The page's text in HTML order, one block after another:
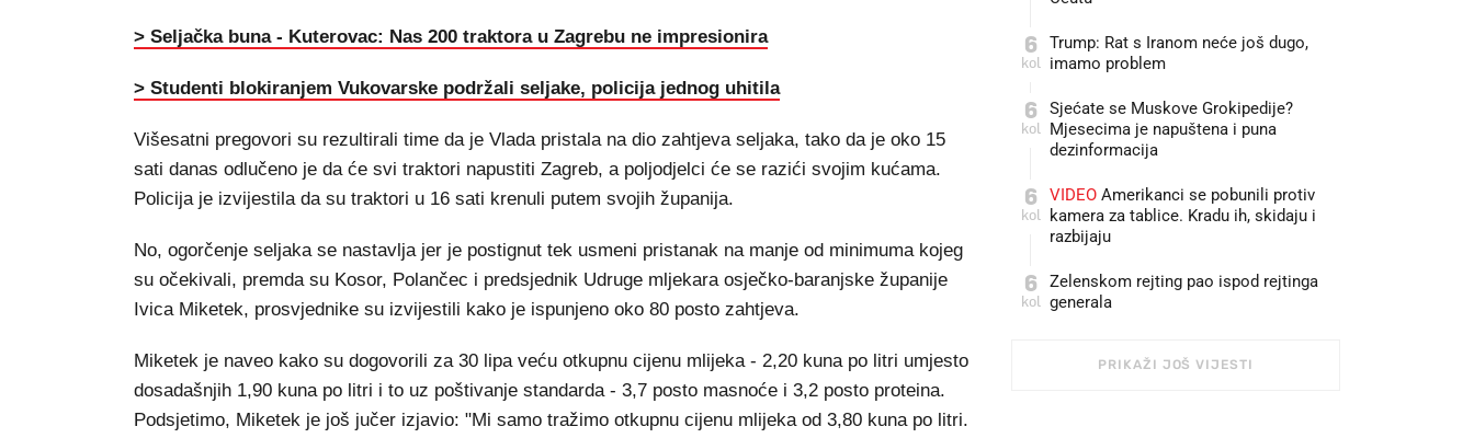
> Seljačka buna - Kuterovac: Nas 200 traktora u Zagrebu ne impresionira
> Studenti blokiranjem Vukovarske podržali seljake, policija jednog uhitila
Višesatni pregovori su rezultirali time da je Vlada pristala na dio zahtjeva seljaka, tako da je oko 15
sati danas odlučeno je da će svi traktori napustiti Zagreb, a poljodjelci će se razići svojim kućama.
Policija je izvijestila da su traktori u 16 sati krenuli putem svojih županija.
No, ogorčenje seljaka se nastavlja jer je postignut tek usmeni pristanak na manje od minimuma kojeg
su očekivali, premda su Kosor, Polančec i predsjednik Udruge mljekara osječko-baranjske županije
Ivica Miketek, prosvjednike su izvijestili kako je ispunjeno oko 80 posto zahtjeva.
Miketek je naveo kako su dogovorili za 30 lipa veću otkupnu cijenu mlijeka - 2,20 kuna po litri umjesto
dosadašnjih 1,90 kuna po litri i to uz poštivanje standarda - 3,7 posto masnoće i 3,2 posto proteina.
Podsjetimo, Miketek je još jučer izjavio: "Mi samo tražimo otkupnu cijenu mlijeka od 3,80 kuna po litri.
6
kol
Trump: Rat s Iranom neće još dugo,
imamo problem
6
kol
Sjećate se Muskove Grokipedije?
Mjesecima je napuštena i puna
dezinformacija
6
kol
VIDEO Amerikanci se pobunili protiv
kamera za tablice. Kradu ih, skidaju i
razbijaju
6
kol
Zelenskom rejting pao ispod rejtinga
generala
PRIKAŽI JOŠ VIJESTI